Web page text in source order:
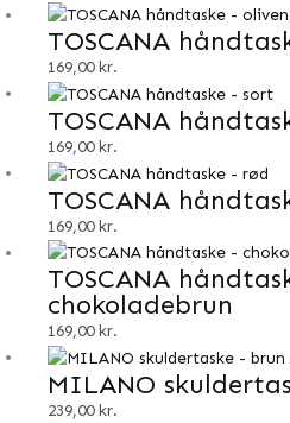
TOSCANA
169,00kr.
TOSCANA
169,00kr.
TOSCANA
169,00kr.
TOSCANA
chokoladebrun
169,00kr.
MILANO
239,00kr.